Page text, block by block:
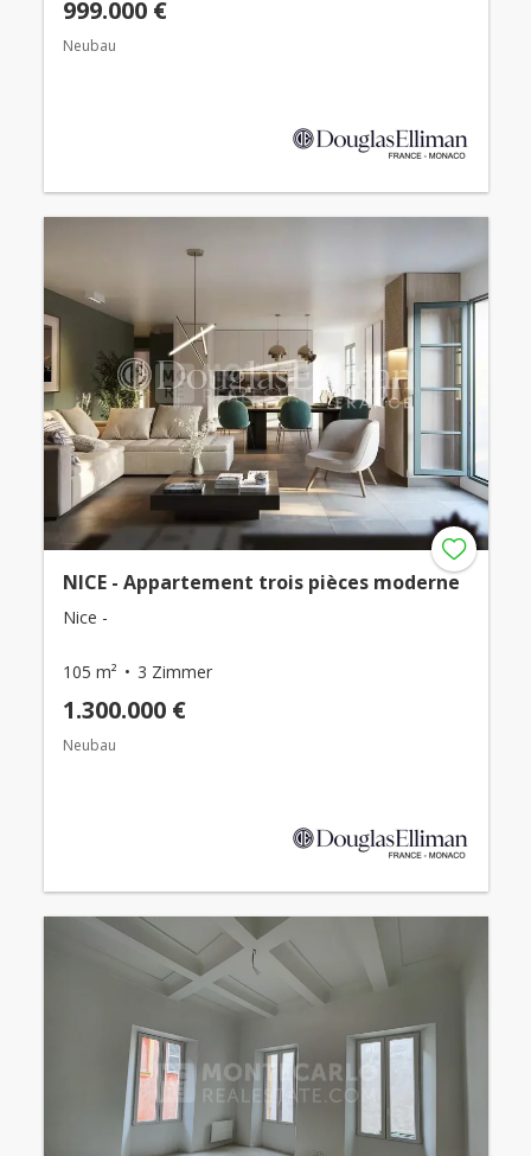
999.000 €
Neubau
NICE - Appartement trois pièces moderne
Nice -
105 m² 3 Zimmer
1.300.000 €
Neubau